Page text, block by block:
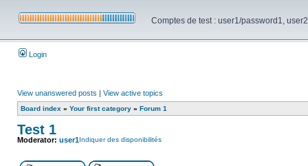
Comptes de test : user1/password1,
Login
View unanswered posts | View active topics
Board index » Your first category » Forum 1
Test 1
Moderator: user1Indiquer des disponibilités